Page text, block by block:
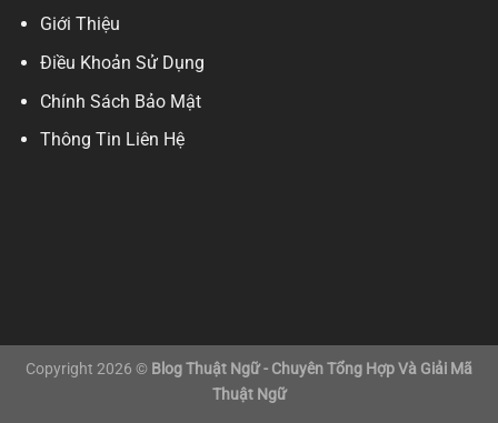
Giới Thiệu
Điều Khoản Sử Dụng
Chính Sách Bảo Mật
Thông Tin Liên Hệ
Copyright 2026 © Blog Thuật Ngữ - Chuyên Tổng Hợp Và Giải Mã
Thuật Ngữ